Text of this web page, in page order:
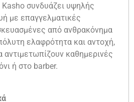
συνδυάζει υψηλής
με επαγγελματικές
από ανθρακόνημα
ελαφρότητα και αντοχή,
αντιμετωπίζουν καθημερινές
ή στο barber.